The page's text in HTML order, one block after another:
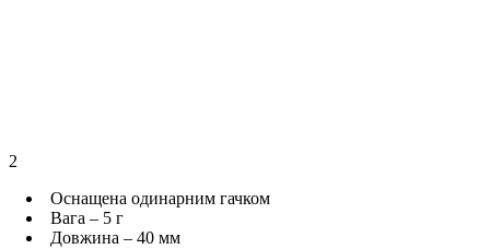
2
Оснащена одинарним гачком
Вага – 5 г
Довжина – 40 мм